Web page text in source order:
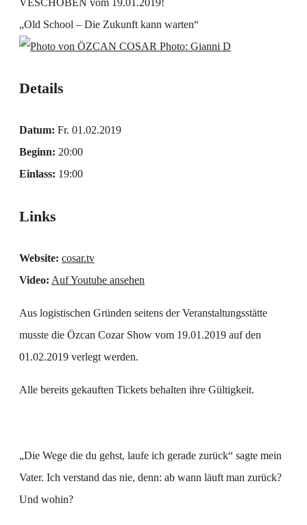
„Old School – Die Zukunft kann warten“
Photo: Gianni D
Details
Datum: Fr. 01.02.2019
Beginn: 20:00
Einlass: 19:00
Links
Website: cosar.tv
Video: Auf Youtube ansehen
Aus logistischen Gründen seitens der Veranstaltungsstätte
musste die Özcan Cozar Show vom 19.01.2019 auf den
01.02.2019 verlegt werden.
Alle bereits gekauften Tickets behalten ihre Gültigkeit.
„Die Wege die du gehst, laufe ich gerade zurück“ sagte mein
Vater. Ich verstand das nie, denn: ab wann läuft man zurück?
Und wohin?